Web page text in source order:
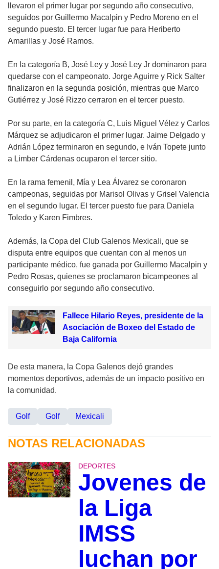
llevaron el primer lugar por segundo año consecutivo,
seguidos por Guillermo Macalpin y Pedro Moreno en el
segundo puesto. El tercer lugar fue para Heriberto
Amarillas y José Ramos.
En la categoría B, José Ley y José Ley Jr dominaron para
quedarse con el campeonato. Jorge Aguirre y Rick Salter
finalizaron en la segunda posición, mientras que Marco
Gutiérrez y José Rizzo cerraron en el tercer puesto.
Por su parte, en la categoría C, Luis Miguel Vélez y Carlos
Márquez se adjudicaron el primer lugar. Jaime Delgado y
Adrián López terminaron en segundo, e Iván Topete junto
a Limber Cárdenas ocuparon el tercer sitio.
En la rama femenil, Mía y Lea Álvarez se coronaron
campeonas, seguidas por Marisol Olivas y Grisel Valencia
en el segundo lugar. El tercer puesto fue para Daniela
Toledo y Karen Fimbres.
Además, la Copa del Club Galenos Mexicali, que se
disputa entre equipos que cuentan con al menos un
participante médico, fue ganada por Guillermo Macalpin y
Pedro Rosas, quienes se proclamaron bicampeones al
conseguirlo por segundo año consecutivo.
Fallece Hilario Reyes, presidente de la
Asociación de Boxeo del Estado de
Baja California
De esta manera, la Copa Galenos dejó grandes
momentos deportivos, además de un impacto positivo en
la comunidad.
Golf Golf Mexicali
NOTAS RELACIONADAS
DEPORTES
Jovenes de
la Liga
IMSS
luchan por